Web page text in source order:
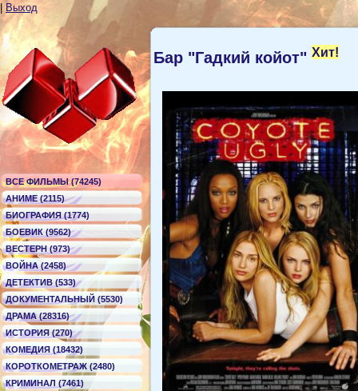
Выход
ВСЕ ФИЛЬМЫ (74245)
АНИМЕ (2115)
БИОГРАФИЯ (1774)
БОЕВИК (9562)
ВЕСТЕРН (973)
ВОЙНА (2458)
ДЕТЕКТИВ (533)
ДОКУМЕНТАЛЬНЫЙ (5530)
ДРАМА (28316)
ИСТОРИЯ (270)
КОМЕДИЯ (18432)
КОРОТКОМЕТРАЖ (2480)
КРИМИНАЛ (7461)
Бар "Гадкий койот" Хит!